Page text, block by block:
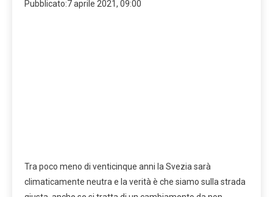
Pubblicato:7 aprile 2021, 09:00
Tra poco meno di venticinque anni la Svezia sarà
climaticamente neutra e la verità è che siamo sulla strada